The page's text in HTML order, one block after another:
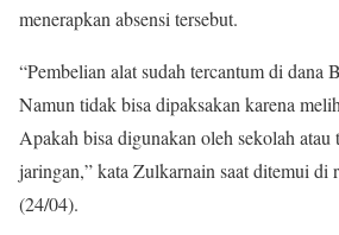
menerapkan absensi tersebut.
“Pembelian alat sudah tercantum di dana
Namun tidak bisa dipaksakan karena
Apakah bisa digunakan oleh sekolah
jaringan,” kata Zulkarnain saat ditemui di
(24/04).